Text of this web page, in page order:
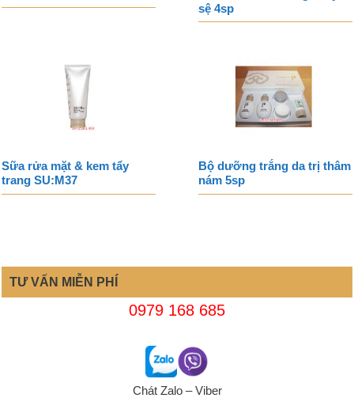
sệ 4sp
Sữa rửa mặt & kem tẩy
trang SU:M37
Bộ dưỡng trắng da trị thâm
nám 5sp
TƯ VẤN MIỄN PHÍ
0979 168 685
Chát Zalo – Viber